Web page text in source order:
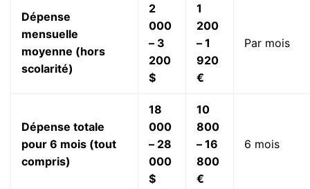
Dépense
mensuelle
moyenne (hors
scolarité)
2
000
– 3
200
$
1
200
– 1
920
€
Par mois
Dépense totale
pour 6 mois (tout
compris)
18
000
– 28
000
$
10
800
– 16
800
€
6 mois